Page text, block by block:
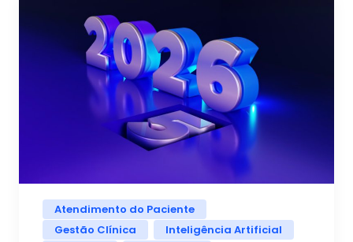
Atendimento do Paciente
Gestão Clínica
Inteligência Artificial